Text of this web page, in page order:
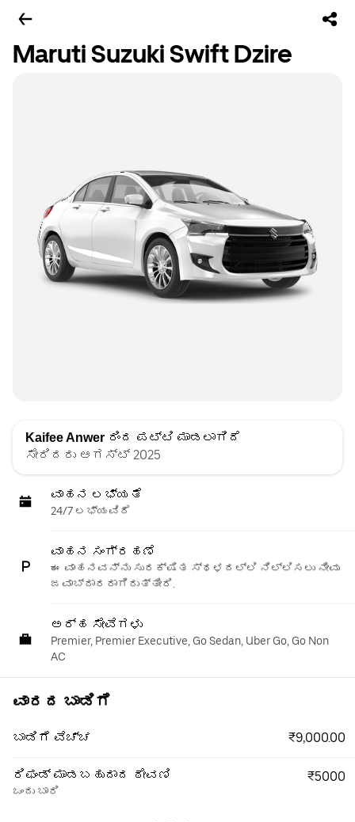
Maruti Suzuki Swift Dzire
Kaifee Anwer ರಿಂದ ಪಟ್ಟಿ ಮಾಡಲಾಗಿದೆ
ಸೇರಿದರು ಆಗಸ್ಟ್ 2025
ವಾಹನ ಲಭ್ಯತೆ
24/7 ಲಭ್ಯವಿದೆ
ವಾಹನ ಸಂಗ್ರಹಣೆ
ಈ ವಾಹನವನ್ನು ಸುರಕ್ಷಿತ ಸ್ಥಳದಲ್ಲಿ ನಿಲ್ಲಿಸಲು ನೀವು
ಜವಾಬ್ದಾರರಾಗಿರುತ್ತೀರಿ.
ಅರ್ಹ ಸೇವೆಗಳು
Premier, Premier Executive, Go Sedan, Uber Go, Go Non
AC
ವಾರದ ಬಾಡಿಗೆ
ಬಾಡಿಗೆ ವೆಚ್ಚ ₹9,000.00
ರಿಫಂಡ್ ಮಾಡಬಹುದಾದ ಠೇವಣಿ
ಒಂದು ಬಾರಿ
₹5000